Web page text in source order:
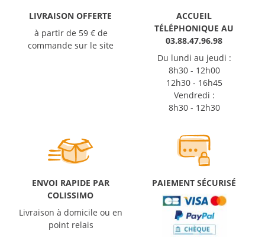
LIVRAISON OFFERTE
à partir de 59 € de
commande sur le site
ACCUEIL
TÉLÉPHONIQUE AU
03.88.47.96.98
Du lundi au jeudi :
8h30 - 12h00
12h30 - 16h45
Vendredi :
8h30 - 12h30
ENVOI RAPIDE PAR
COLISSIMO
Livraison à domicile ou en
point relais
PAIEMENT SÉCURISÉ